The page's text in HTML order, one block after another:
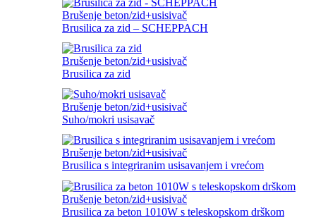
Brušenje beton/zid+usisivač
Brusilica za zid – SCHEPPACH
Brušenje beton/zid+usisivač
Brusilica za zid
Brušenje beton/zid+usisivač
Suho/mokri usisavač
Brušenje beton/zid+usisivač
Brusilica s integriranim usisavanjem i vrećom
Brušenje beton/zid+usisivač
Brusilica za beton 1010W s teleskopskom drškom